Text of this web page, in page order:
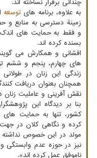
چندانی برقرار نساخته اند.
به علاوه، برنامه های توسعه
زمینة دسترسی به منابع و
و فقط به حمایت های
بسنده کرده اند.
افشانی و همکارش می
های چهارم، پنجم و ششم
زندگی این زنان در
همچنان بعنوان دریافت
نقش آفرینی و عاملیت زنان
بنا بر دیدگاه این
کشور، تنها به حمایت
کرده و نگاهی کلان در
مولد در این خصوص نداشته
نیز در حوزه عدم وابستگی و
ناموفق عمل کرده اند».